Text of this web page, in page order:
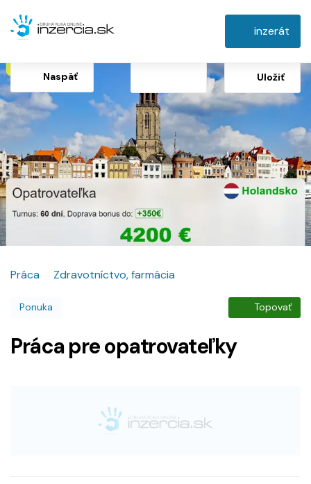
inzerát
Naspäť Uložiť
Práca Zdravotníctvo, farmácia
Ponuka Topovať
Práca pre opatrovateľky